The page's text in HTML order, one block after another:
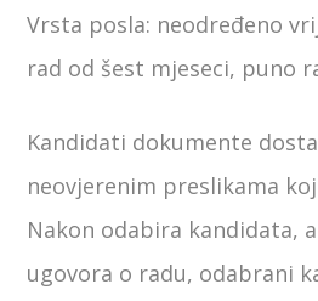
Vrsta posla: neodređeno
rad od šest mjeseci, puno
Kandidati dokumente
neovjerenim preslikama
Nakon odabira kandidata,
ugovora o radu, odabrani